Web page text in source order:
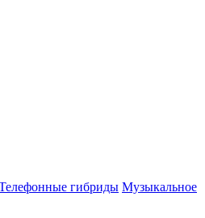
гибриды Музыкальное